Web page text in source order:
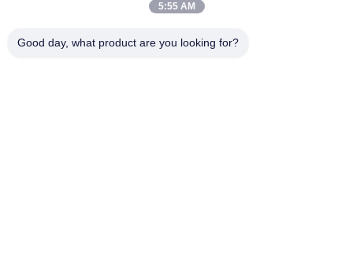
Ποιοτικός Έλεγχος
5:55 AM
Good day, what product are you looking for?